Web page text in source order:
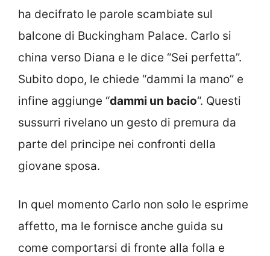
ha decifrato le parole scambiate sul
balcone di Buckingham Palace. Carlo si
china verso Diana e le dice “Sei perfetta”.
Subito dopo, le chiede “dammi la mano” e
infine aggiunge “dammi un bacio“. Questi
sussurri rivelano un gesto di premura da
parte del principe nei confronti della
giovane sposa.
In quel momento Carlo non solo le esprime
affetto, ma le fornisce anche guida su
come comportarsi di fronte alla folla e